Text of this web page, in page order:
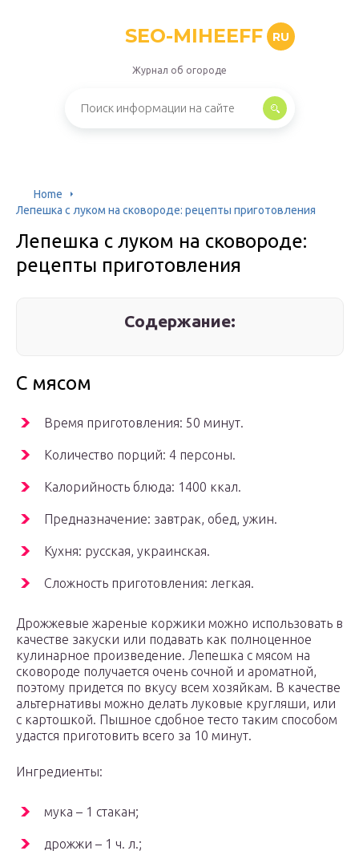
SEO-MIHEEFF RU
Журнал об огороде
Home
Лепешка с луком на сковороде: рецепты приготовления
Лепешка с луком на сковороде:
рецепты приготовления
Содержание:
С мясом­
Время приготовления: 50 минут.
Количество порций: 4 персоны.
Калорийность блюда: 1400 ккал.
Предназначение: завтрак, обед, ужин.
Кухня: русская, украинская.
Сложность приготовления: легкая.
Дрожжевые жареные коржики можно использовать в
качестве закуски или подавать как полноценное
кулинарное произведение. Лепешка с мясом на
сковороде получается очень сочной и ароматной,
поэтому придется по вкусу всем хозяйкам. В качестве
альтернативы можно делать луковые кругляши, или
с картошкой. Пышное сдобное тесто таким способом
удастся приготовить всего за 10 минут.
Ингредиенты:
мука – 1 стакан;
дрожжи – 1 ч. л.;